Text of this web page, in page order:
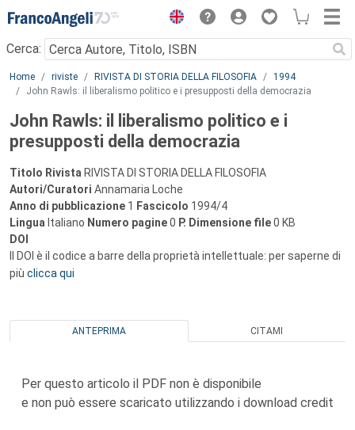
Menu
Cerca:
Main content
Home riviste RIVISTA DI STORIA DELLA FILOSOFIA
1994
John Rawls: il liberalismo politico e i presupposti della democrazia
John Rawls: il liberalismo politico e i
presupposti della democrazia
Titolo Rivista RIVISTA DI STORIA DELLA FILOSOFIA
Autori/Curatori Annamaria Loche
Anno di pubblicazione 1 Fascicolo 1994/4
Lingua Italiano Numero pagine0 P. Dimensione file0 KB
DOI
Il DOI è il codice a barre della proprietà intellettuale: per saperne di
più clicca qui
ANTEPRIMA CITAMI
Per questo articolo il PDF non è disponibile
e non può essere scaricato utilizzando i download credit